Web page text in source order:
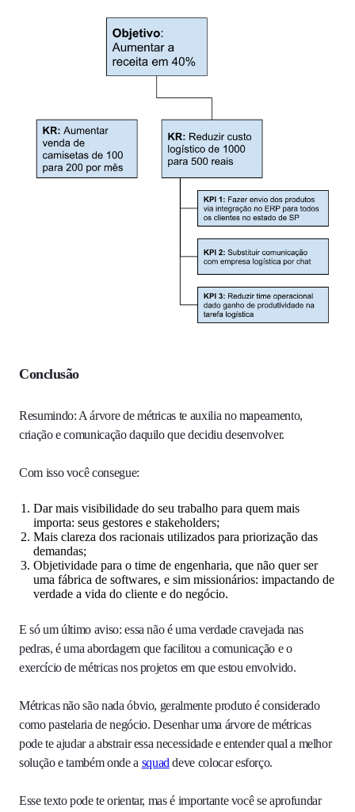
Conclusão
Resumindo: A árvore de métricas te auxilia no mapeamento,
criação e comunicação daquilo que decidiu desenvolver.
Com isso você consegue:
Dar mais visibilidade do seu trabalho para quem mais
importa: seus gestores e stakeholders;
Mais clareza dos racionais utilizados para priorização das
demandas;
Objetividade para o time de engenharia, que não quer ser
uma fábrica de softwares, e sim missionários: impactando de
verdade a vida do cliente e do negócio.
E só um último aviso: essa não é uma verdade cravejada nas
pedras, é uma abordagem que facilitou a comunicação e o
exercício de métricas nos projetos em que estou envolvido.
Métricas não são nada óbvio, geralmente produto é considerado
como pastelaria de negócio. Desenhar uma árvore de métricas
pode te ajudar a abstrair essa necessidade e entender qual a melhor
solução e também onde a squad deve colocar esforço.
Esse texto pode te orientar, mas é importante você se aprofundar